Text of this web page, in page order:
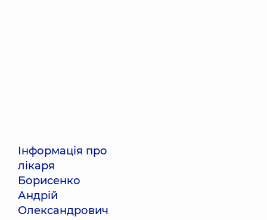
Інформація про
лікаря
Борисенко
Андрій
Олександрович